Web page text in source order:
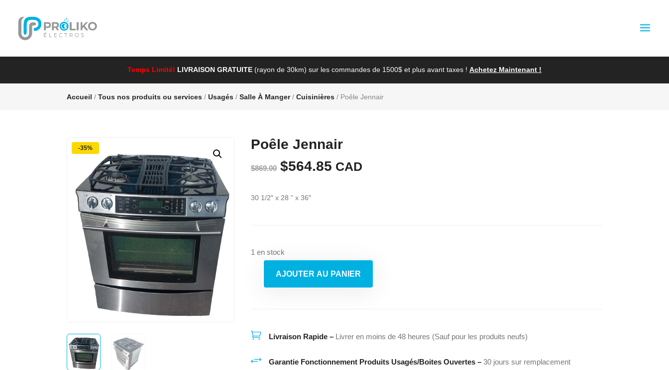
Temps Limité! LIVRAISON GRATUITE (rayon de 30km) sur les commandes de 1500$ et plus avant taxes ! Achetez Maintenant !
Accueil /Tous nos produits ou services /Usagés /Salle À Manger/Cuisinières / Poêle Jennair
-35% Poêle Jennair
$869.00 Le
initial
$564.85Le
CAD
30 1/2″ x 28 ” x 36″
1 en stock
AJOUTER AU PANIER
 Livraison Rapide – Livrer en moins de 48 heures (Sauf pour les produits neufs)
+ Garantie Fonctionnement Produits Usagés/Boites Ouvertes – 30 jours sur remplacement